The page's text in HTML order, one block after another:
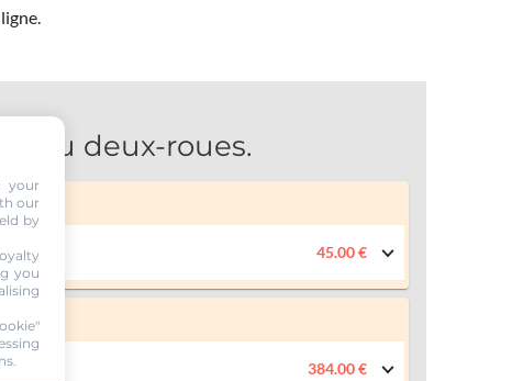
ou deux-roues.
45.00 €
384.00 €
your
our
by
you